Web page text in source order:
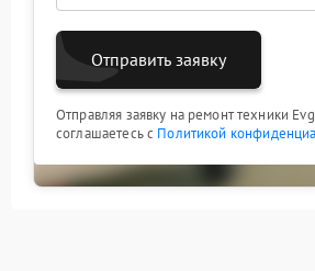
Отправить заявку
Отправляя заявку на ремонт техники
соглашаетесь с Политикой